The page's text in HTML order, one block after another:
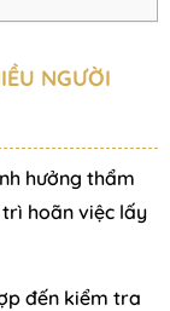
NGƯỜI
hưởng thẩm
hoãn việc lấy
đến kiểm tra